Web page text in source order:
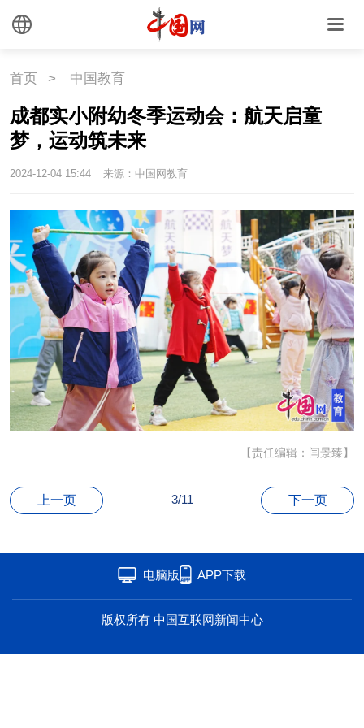
中国关键词
文化
文化 文创 艺术
中国瓷
国情
国情 助残 一带一路
海洋 草原 湾区
联盟 心理 老年
首页 > 中国教育
成都实小附幼冬季运动会：航天启童
梦，运动筑未来
2024-12-04 15:44 来源：中国网教育
【责任编辑：闫景臻】
上一页 3/11 下一页
电脑版 APP下载
版权所有 中国互联网新闻中心